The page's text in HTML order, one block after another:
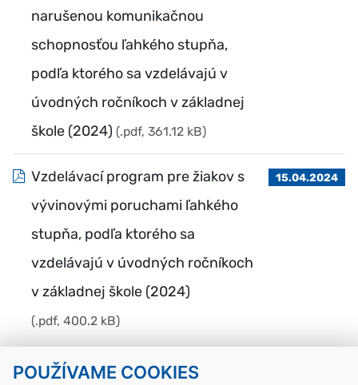
POUŽÍVAME COOKIES
narušenou komunikačnou
schopnosťou ľahkého stupňa,
podľa ktorého sa vzdelávajú v
úvodných ročníkoch v základnej
škole (2024) (.pdf, 361.12 kB)
Vzdelávací program pre žiakov s
vývinovými poruchami ľahkého
stupňa, podľa ktorého sa
vzdelávajú v úvodných ročníkoch
v základnej škole (2024)
(.pdf, 400.2 kB)
15.04.2024